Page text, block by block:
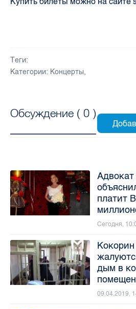
Теги:
Категории: Концерты,
Обсуждение ( 0 )
платит
Сегодня,
дым в
09.04.2019,